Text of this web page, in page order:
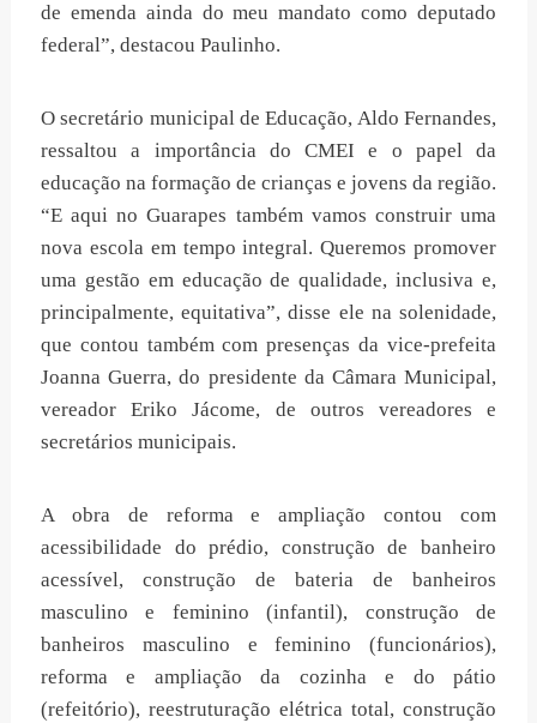
de emenda ainda do meu mandato como deputado
federal”, destacou Paulinho.
O secretário municipal de Educação, Aldo Fernandes,
ressaltou a importância do CMEI e o papel da
educação na formação de crianças e jovens da região.
“E aqui no Guarapes também vamos construir uma
nova escola em tempo integral. Queremos promover
uma gestão em educação de qualidade, inclusiva e,
principalmente, equitativa”, disse ele na solenidade,
que contou também com presenças da vice-prefeita
Joanna Guerra, do presidente da Câmara Municipal,
vereador Eriko Jácome, de outros vereadores e
secretários municipais.
A obra de reforma e ampliação contou com
acessibilidade do prédio, construção de banheiro
acessível, construção de bateria de banheiros
masculino e feminino (infantil), construção de
banheiros masculino e feminino (funcionários),
reforma e ampliação da cozinha e do pátio
(refeitório), reestruturação elétrica total, construção